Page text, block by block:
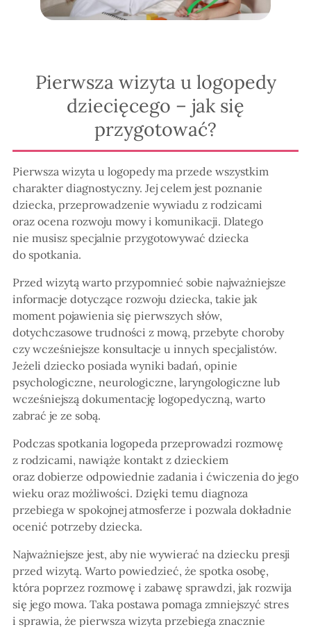
Pierwsza wizyta u logopedy
dziecięcego – jak się
przygotować?
Pierwsza wizyta u logopedy ma przede wszystkim
charakter diagnostyczny. Jej celem jest poznanie
dziecka, przeprowadzenie wywiadu z rodzicami
oraz ocena rozwoju mowy i komunikacji. Dlatego
nie musisz specjalnie przygotowywać dziecka
do spotkania.
Przed wizytą warto przypomnieć sobie najważniejsze
informacje dotyczące rozwoju dziecka, takie jak
moment pojawienia się pierwszych słów,
dotychczasowe trudności z mową, przebyte choroby
czy wcześniejsze konsultacje u innych specjalistów.
Jeżeli dziecko posiada wyniki badań, opinie
psychologiczne, neurologiczne, laryngologiczne lub
wcześniejszą dokumentację logopedyczną, warto
zabrać je ze sobą.
Podczas spotkania logopeda przeprowadzi rozmowę
z rodzicami, nawiąże kontakt z dzieckiem
oraz dobierze odpowiednie zadania i ćwiczenia do jego
wieku oraz możliwości. Dzięki temu diagnoza
przebiega w spokojnej atmosferze i pozwala dokładnie
ocenić potrzeby dziecka.
Najważniejsze jest, aby nie wywierać na dziecku presji
przed wizytą. Warto powiedzieć, że spotka osobę,
która poprzez rozmowę i zabawę sprawdzi, jak rozwija
się jego mowa. Taka postawa pomaga zmniejszyć stres
i sprawia, że pierwsza wizyta przebiega znacznie